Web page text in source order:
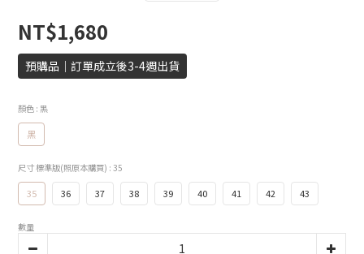
NT$1,680
預購品｜訂單成立後3-4週出貨
顏色 : 黑
黑
尺寸 標準版(照原本購買) : 35
35 36 37 38 39 40 41 42 43
數量